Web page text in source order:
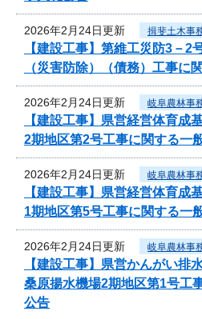
2026年2月24日更新 揖斐土木事
【建設工事】第維工災防3－
（災害防除）（債務）工事に
2026年2月24日更新 岐阜農林事
【建設工事】県営経営体育
2期地区第2号工事に関する一
2026年2月24日更新 岐阜農林事
【建設工事】県営経営体育
1期地区第5号工事に関する一
2026年2月24日更新 岐阜農林事
【建設工事】県営かんがい排
桑原揚水機場2期地区第1号工
公告